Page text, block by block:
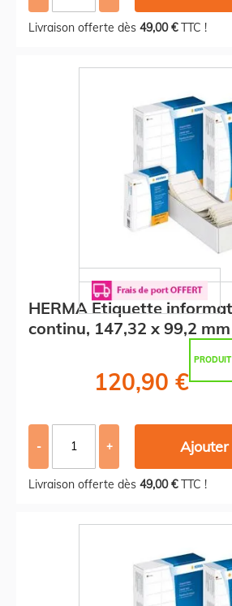
Livraison offerte dès 49,00 €TTC !
HERMA Etiquette
continu, 147,32 x 99,2 mm
120,90 €
- +
Livraison offerte dès 49,00 €TTC !